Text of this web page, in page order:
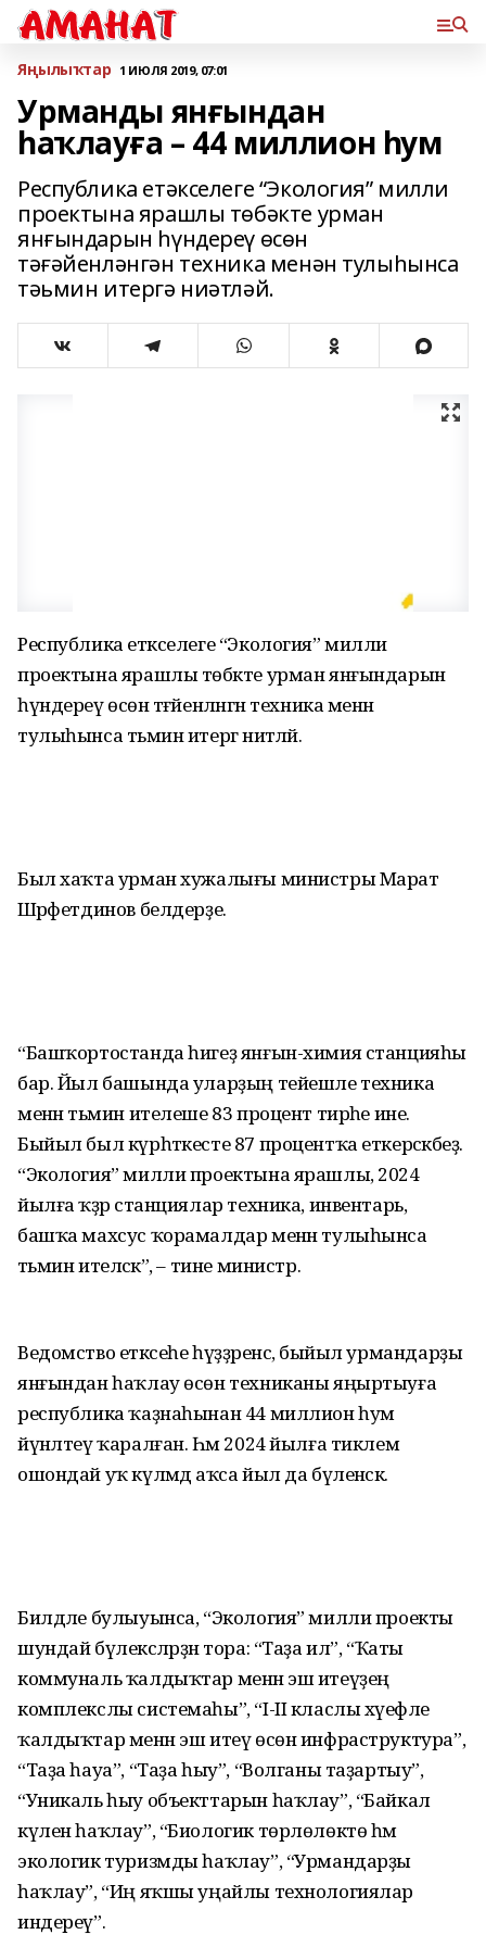
Яңылыҡтар 1 ИЮЛЯ 2019, 07:01
Урманды янғындан
һаҡлауға – 44 миллион һум
Республика етәкселеге “Экология” милли
проектына ярашлы төбәкте урман
янғындарын һүндереү өсөн
тәғәйенләнгән техника менән тулыһынса
тәьмин итергә ниәтләй.
Республика етәкселеге “Экология” милли
проектына ярашлы төбәкте урман янғындарын
һүндереү өсөн тәғәйенләнгән техника менән
тулыһынса тәьмин итергә ниәтләй.
Был хаҡта урман хужалығы министры Марат
Шәрәфетдинов белдерҙе.
“Башҡортостанда һигеҙ янғын-химия станцияһы
бар. Йыл башында уларҙың тейешле техника
менән тәьмин ителеше 83 процент тирәһе ине.
Быйыл был күрһәткесте 87 процентҡа еткерәсәкбеҙ.
“Экология” милли проектына ярашлы, 2024
йылға ҡәҙәр станциялар техника, инвентарь,
башҡа махсус ҡорамалдар менән тулыһынса
тәьмин ителәсәк”, – тине министр.
Ведомство етәксеһе һүҙҙәренсә, быйыл урмандарҙы
янғындан һаҡлау өсөн техниканы яңыртыуға
республика ҡаҙнаһынан 44 миллион һум
йүнәлтеү ҡаралған. Һәм 2024 йылға тиклем
ошондай уҡ күләмдә аҡса йыл да бүленәсәк.
Билдәле булыуынса, “Экология” милли проекты
шундай бүлексәләрҙән тора: “Таҙа ил”, “Ҡаты
коммуналь ҡалдыҡтар менән эш итеүҙең
комплекслы системаһы”, “I-II класлы хәүефле
ҡалдыҡтар менән эш итеү өсөн инфраструктура”,
“Таҙа һауа”, “Таҙа һыу”, “Волганы таҙартыу”,
“Уникаль һыу объекттарын һаҡлау”, “Байкал
күлен һаҡлау”, “Биологик төрлөлөктө һәм
экологик туризмды һаҡлау”, “Урмандарҙы
һаҡлау”, “Иң яҡшы уңайлы технологиялар
индереү”.